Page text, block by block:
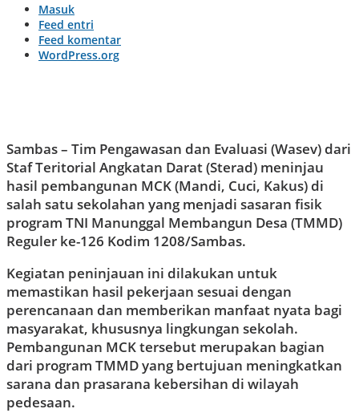
Masuk
Feed entri
Feed komentar
WordPress.org
Sambas – Tim Pengawasan dan Evaluasi (Wasev) dari
Staf Teritorial Angkatan Darat (Sterad) meninjau
hasil pembangunan MCK (Mandi, Cuci, Kakus) di
salah satu sekolahan yang menjadi sasaran fisik
program TNI Manunggal Membangun Desa (TMMD)
Reguler ke-126 Kodim 1208/Sambas.
Kegiatan peninjauan ini dilakukan untuk
memastikan hasil pekerjaan sesuai dengan
perencanaan dan memberikan manfaat nyata bagi
masyarakat, khususnya lingkungan sekolah.
Pembangunan MCK tersebut merupakan bagian
dari program TMMD yang bertujuan meningkatkan
sarana dan prasarana kebersihan di wilayah
pedesaan.